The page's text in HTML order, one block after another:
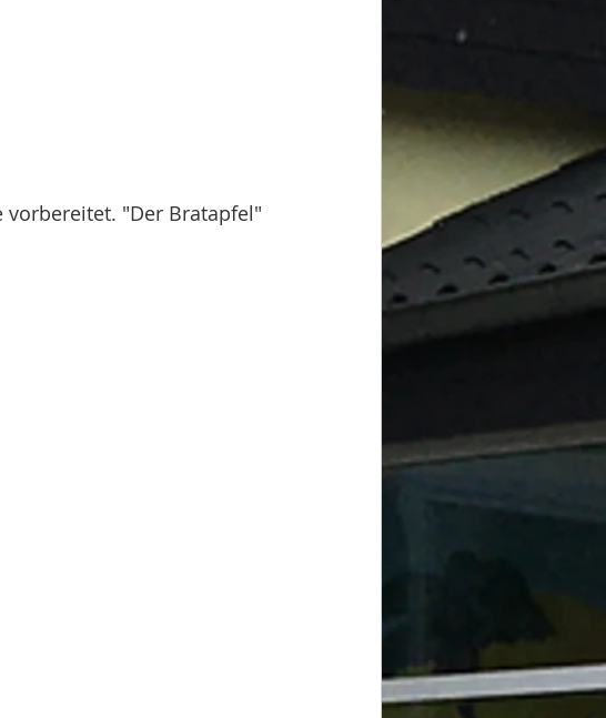
"Der Bratapfel"